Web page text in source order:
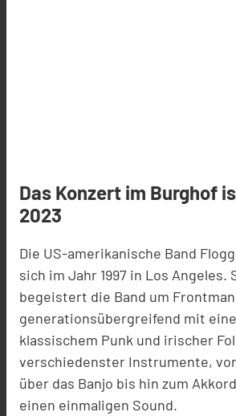
Das Konzert im Burghof
2023
Die US-amerikanische Band
sich im Jahr 1997 in Los Angeles.
begeistert die Band um
generationsübergreifend mit
klassischem Punk und irischer
verschiedenster Instrumente,
über das Banjo bis hin zum
einen einmaligen Sound.